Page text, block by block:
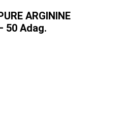
ARGININE
50 Adag.